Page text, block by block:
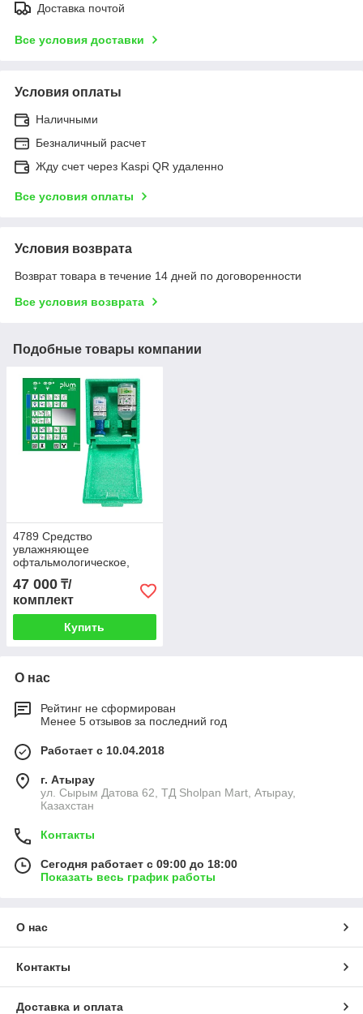
Доставка почтой
Все условия доставки
Условия оплаты
Наличными
Безналичный расчет
Жду счет через Kaspi QR удаленно
Все условия оплаты
Условия возврата
Возврат товара в течение 14 дней по договоренности
Все условия возврата
Подобные товары компании
4789 Средство
увлажняющее
офтальмологическое,
комплект Plum Eyewash
500 мл + Plum pH Neutral
200 мл (4787)
47 000 ₸/
комплект
Купить
О нас
Рейтинг не сформирован
Менее 5 отзывов за последний год
Работает с 10.04.2018
г. Атырау
ул. Сырым Датова 62, ТД Sholpan Mart, Атырау,
Казахстан
Контакты
Сегодня работает с 09:00 до 18:00
Показать весь график работы
О нас
Контакты
Доставка и оплата